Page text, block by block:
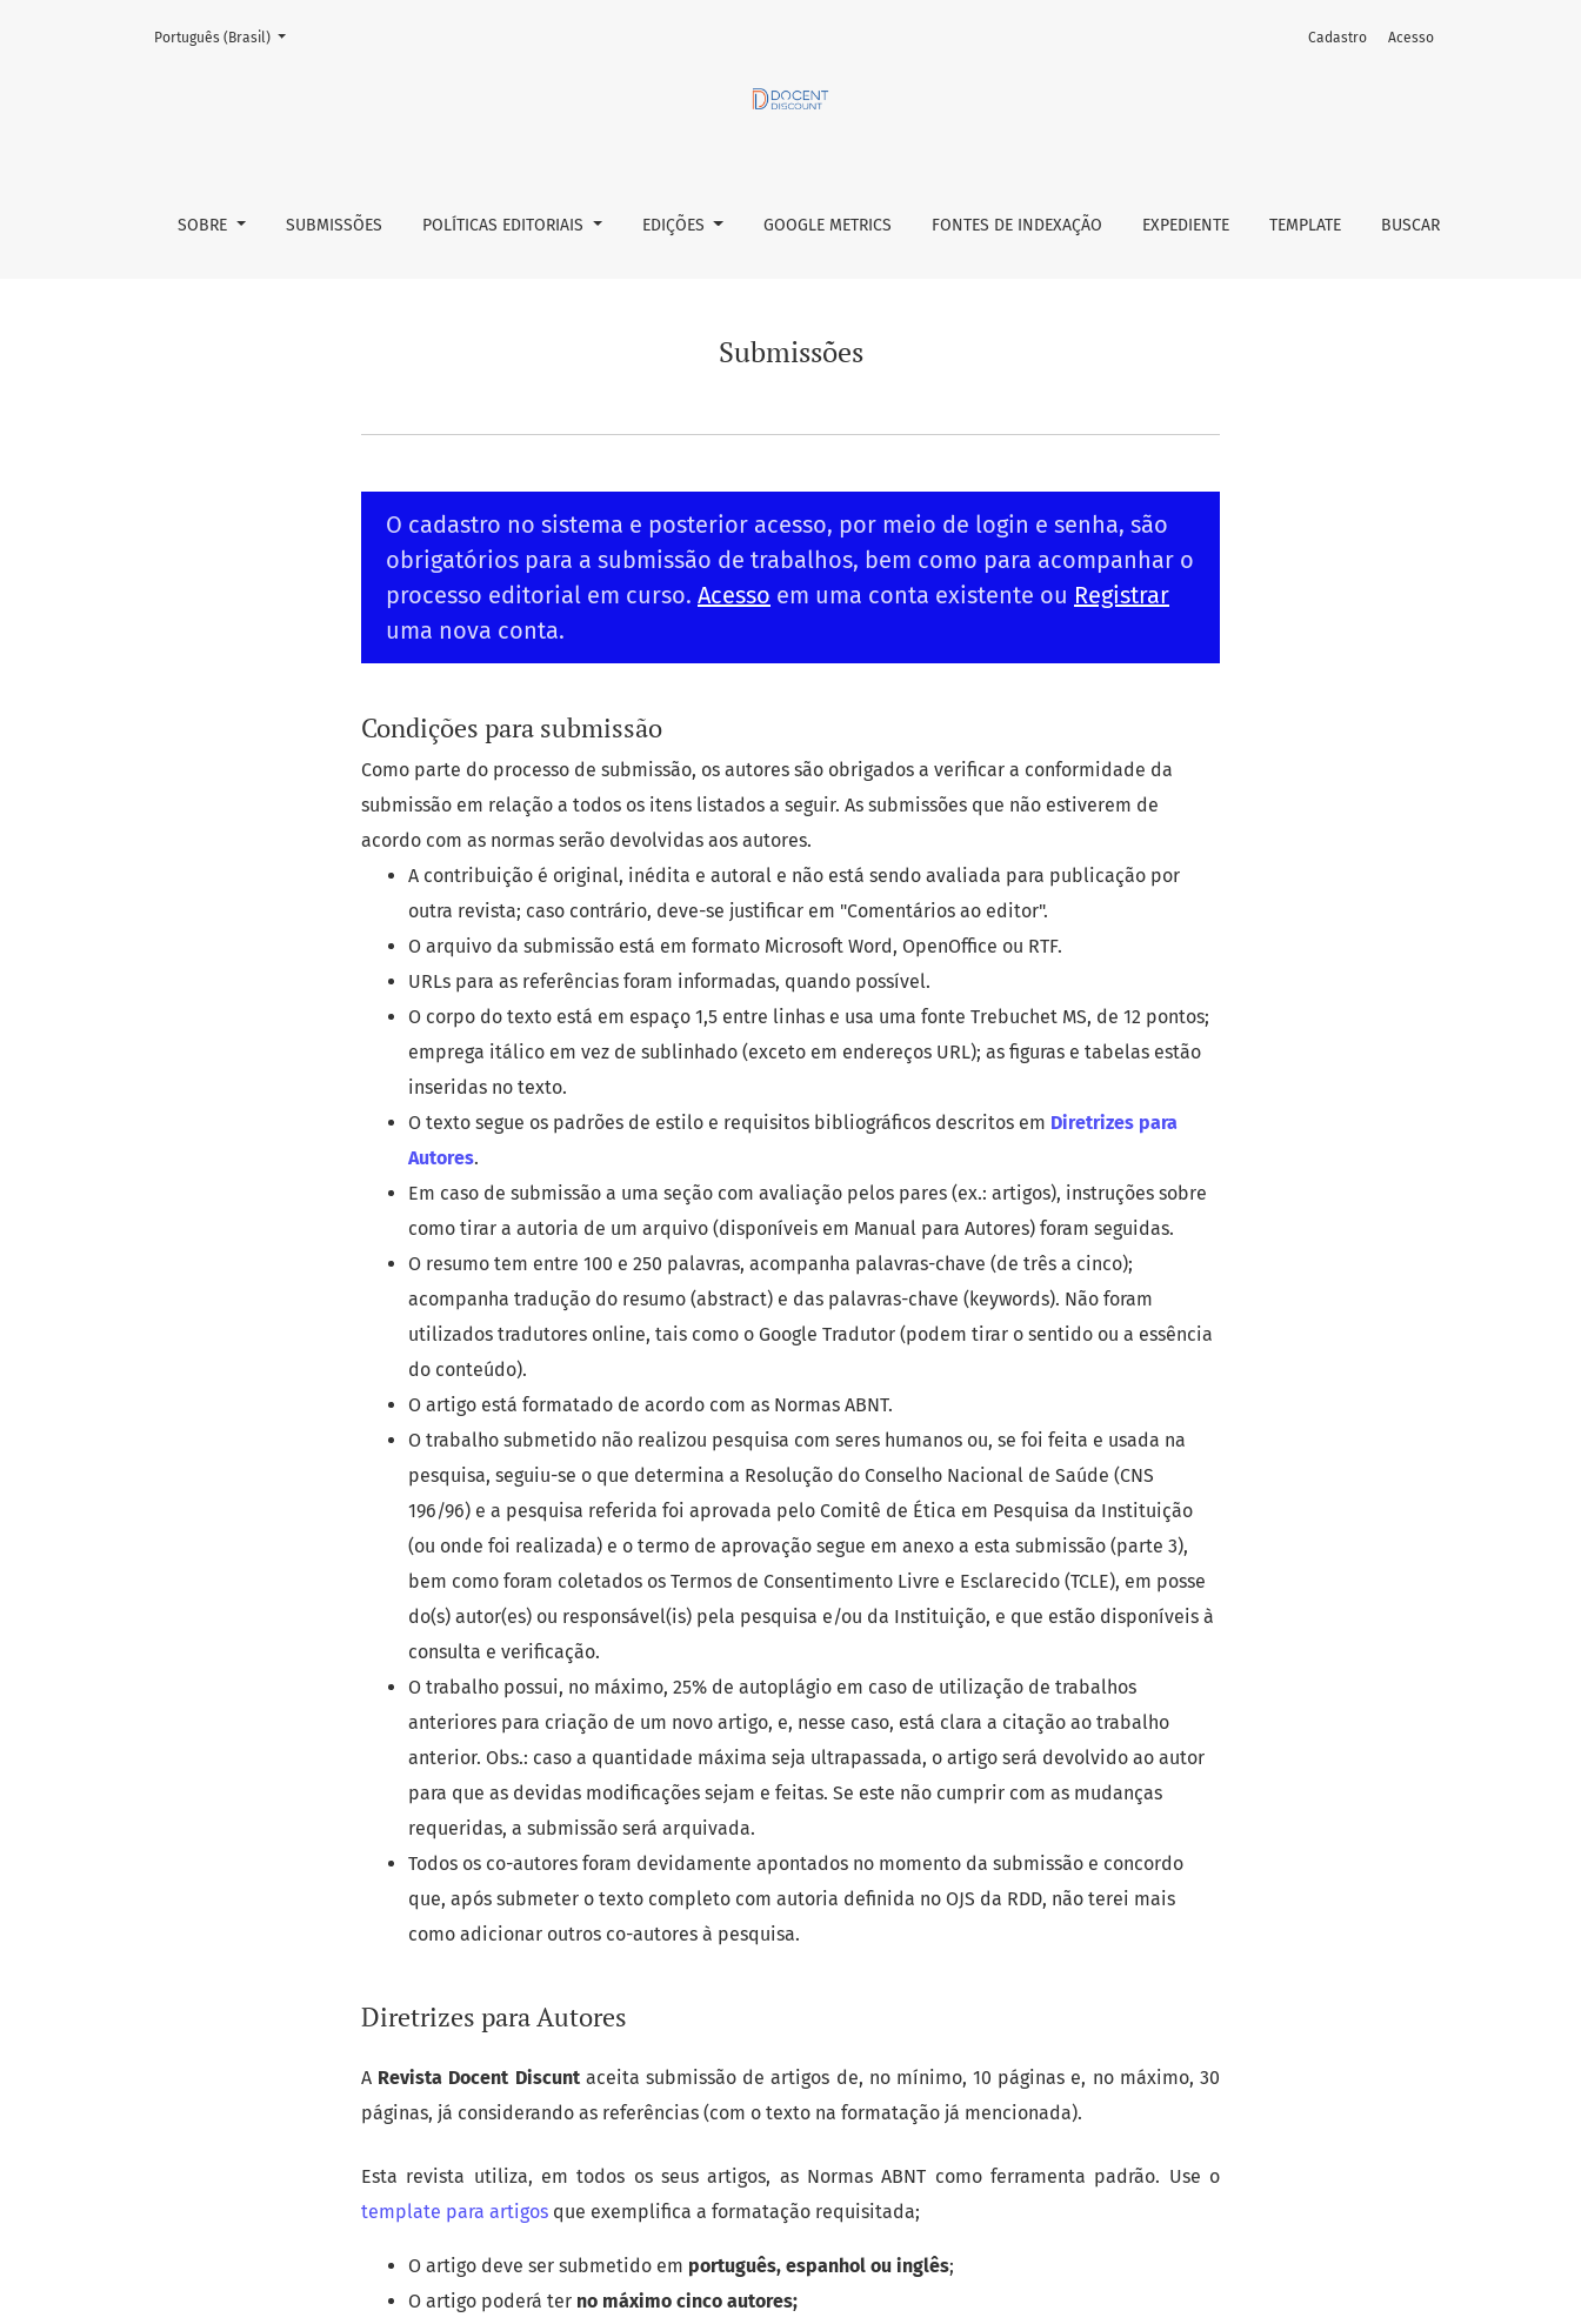
Submissões
SOBRE SUBMISSÕES POLÍTICAS EDITORIAIS EDIÇÕES GOOGLE METRICS FONTES DE INDEXAÇÃO EXPEDIENTE TEMPLATE BUSCAR
Cadastro Acesso
Mudar o idioma. O atual é:
Português (Brasil)
Submissões
O cadastro no sistema e posterior acesso, por meio de login e senha, são
obrigatórios para a submissão de trabalhos, bem como para acompanhar o
processo editorial em curso. Acesso em uma conta existente ou Registrar
uma nova conta.
Condições para submissão
Como parte do processo de submissão, os autores são obrigados a verificar a conformidade da
submissão em relação a todos os itens listados a seguir. As submissões que não estiverem de
acordo com as normas serão devolvidas aos autores.
A contribuição é original, inédita e autoral e não está sendo avaliada para publicação por
outra revista; caso contrário, deve-se justificar em "Comentários ao editor".
O arquivo da submissão está em formato Microsoft Word, OpenOffice ou RTF.
URLs para as referências foram informadas, quando possível.
O corpo do texto está em espaço 1,5 entre linhas e usa uma fonte Trebuchet MS, de 12 pontos;
emprega itálico em vez de sublinhado (exceto em endereços URL); as figuras e tabelas estão
inseridas no texto.
O texto segue os padrões de estilo e requisitos bibliográficos descritos em Diretrizes para
Autores.
Em caso de submissão a uma seção com avaliação pelos pares (ex.: artigos), instruções sobre
como tirar a autoria de um arquivo (disponíveis em Manual para Autores) foram seguidas.
O resumo tem entre 100 e 250 palavras, acompanha palavras-chave (de três a cinco);
acompanha tradução do resumo (abstract) e das palavras-chave (keywords). Não foram
utilizados tradutores online, tais como o Google Tradutor (podem tirar o sentido ou a essência
do conteúdo).
O artigo está formatado de acordo com as Normas ABNT.
O trabalho submetido não realizou pesquisa com seres humanos ou, se foi feita e usada na
pesquisa, seguiu-se o que determina a Resolução do Conselho Nacional de Saúde (CNS
196/96) e a pesquisa referida foi aprovada pelo Comitê de Ética em Pesquisa da Instituição
(ou onde foi realizada) e o termo de aprovação segue em anexo a esta submissão (parte 3),
bem como foram coletados os Termos de Consentimento Livre e Esclarecido (TCLE), em posse
do(s) autor(es) ou responsável(is) pela pesquisa e/ou da Instituição, e que estão disponíveis à
consulta e verificação.
O trabalho possui, no máximo, 25% de autoplágio em caso de utilização de trabalhos
anteriores para criação de um novo artigo, e, nesse caso, está clara a citação ao trabalho
anterior. Obs.: caso a quantidade máxima seja ultrapassada, o artigo será devolvido ao autor
para que as devidas modificações sejam e feitas. Se este não cumprir com as mudanças
requeridas, a submissão será arquivada.
Todos os co-autores foram devidamente apontados no momento da submissão e concordo
que, após submeter o texto completo com autoria definida no OJS da RDD, não terei mais
como adicionar outros co-autores à pesquisa.
Diretrizes para Autores
A Revista Docent Discunt aceita submissão de artigos de, no mínimo, 10 páginas e, no máximo, 30
páginas, já considerando as referências (com o texto na formatação já mencionada).
Esta revista utiliza, em todos os seus artigos, as Normas ABNT como ferramenta padrão. Use o
template para artigos que exemplifica a formatação requisitada;
O artigo deve ser submetido em português, espanhol ou inglês;
O artigo poderá ter no máximo cinco autores;